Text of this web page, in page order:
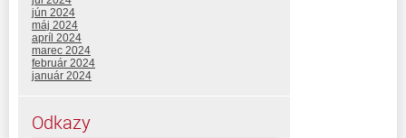
jún 2024
máj 2024
apríl 2024
marec 2024
február 2024
január 2024
Odkazy